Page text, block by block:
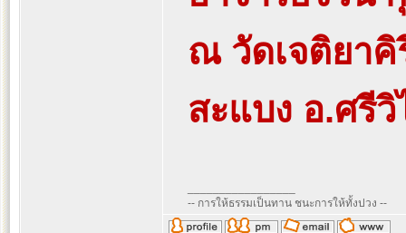
ณ วัดเจติยา
สะแบง อ.ศรี
-- การให้ธรรมเป็นทาน ชนะการให้ทั้งปวง --